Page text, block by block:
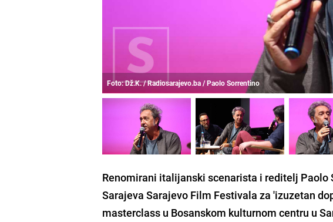
Foto: Dž.K. / Radiosarajevo.ba / Paolo Sorrentino
Renomirani italijanski scenarista i reditelj
Sarajeva Sarajevo Film Festivala za 'izuzetan
masterclass u Bosanskom kulturnom centru u